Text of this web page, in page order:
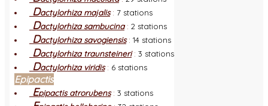
Dactylorhiza majalis: 7 stations
Dactylorhiza sambucina: 2 stations
Dactylorhiza savogiensis: 14 stations
Dactylorhiza traunsteineri: 3 stations
Dactylorhiza viridis: 6 stations
Epipactis
Epipactis atrorubens: 3 stations